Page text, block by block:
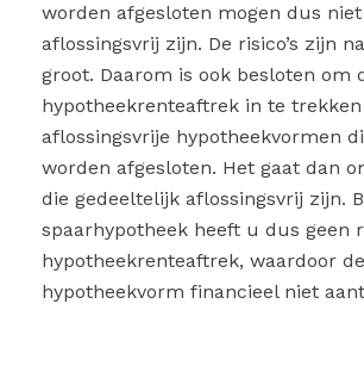
worden afgesloten mogen dus
aflossingsvrij zijn. De risico’s zijn
groot. Daarom is ook besloten om
hypotheekrenteaftrek in te
aflossingsvrije hypotheekvormen
worden afgesloten. Het gaat dan
die gedeeltelijk aflossingsvrij zijn.
spaarhypotheek heeft u dus geen
hypotheekrenteaftrek, waardoor
hypotheekvorm financieel niet